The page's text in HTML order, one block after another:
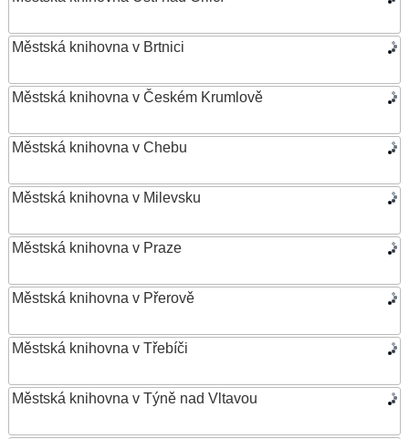
Městská knihovna v Brtnici
Městská knihovna v Českém Krumlově
Městská knihovna v Chebu
Městská knihovna v Milevsku
Městská knihovna v Praze
Městská knihovna v Přerově
Městská knihovna v Třebíči
Městská knihovna v Týně nad Vltavou